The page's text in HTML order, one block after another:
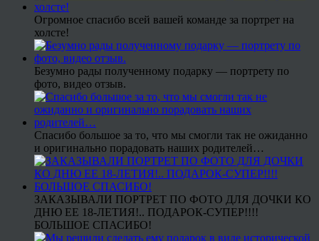
Огромное спасибо всей вашей команде за портрет на
холсте!
Безумно рады полученному подарку — портрету по
фото, видео отзыв.
Спасибо большое за то, что мы смогли так не ожиданно
и оригинально порадовать наших родителей…
ЗАКАЗЫВАЛИ ПОРТРЕТ ПО ФОТО ДЛЯ ДОЧКИ КО
ДНЮ ЕЕ 18-ЛЕТИЯ!.. ПОДАРОК-СУПЕР!!!!
БОЛЬШОЕ СПАСИБО!